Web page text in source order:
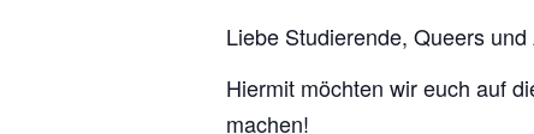
Liebe Studierende, Queers und
Hiermit möchten wir euch auf
machen!